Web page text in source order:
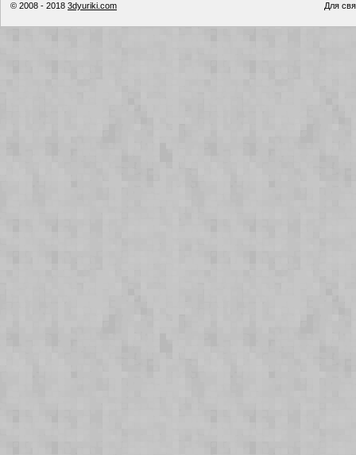
© 2008 - 2018 3dyuriki.com Для